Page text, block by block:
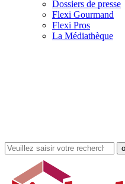
Dossiers de presse
Flexi Gourmand
Flexi Pros
La Médiathèque
Rechercher
dans
site